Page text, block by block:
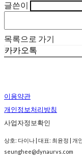
글쓴이
목록으로 가기
카카오톡
이용약관
개인정보처리방침
사업자정보확인
상호: 다이나 | 대표: 최윤정 | 개
seunghee@dynaurvs.com